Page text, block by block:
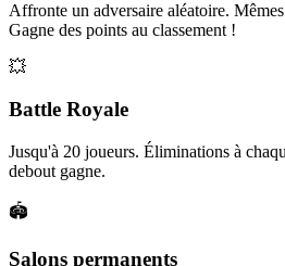
Affronte un adversaire aléatoire.
Gagne des points au classement !
💥
Battle Royale
Jusqu'à 20 joueurs. Éliminations à
debout gagne.
🏟️
Salons permanents